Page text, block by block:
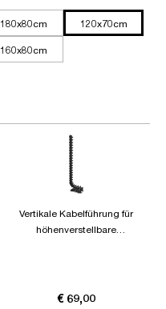
180x80cm 120x70cm
160x80cm
Vertikale Kabelführung für
höhenverstellbare
€ 69,00